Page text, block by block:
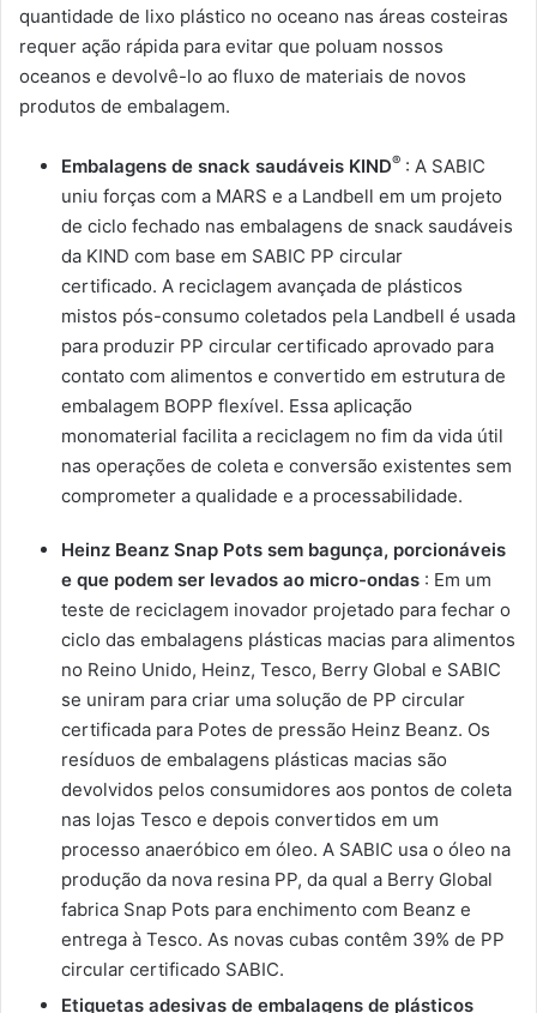
quantidade de lixo plástico no oceano nas áreas costeiras
requer ação rápida para evitar que poluam nossos
oceanos e devolvê-lo ao fluxo de materiais de novos
produtos de embalagem.
Embalagens de snack saudáveis ​​KIND® : A SABIC
uniu forças com a MARS e a Landbell em um projeto
de ciclo fechado nas embalagens de snack saudáveis ​​
da KIND com base em SABIC PP circular
certificado. A reciclagem avançada de plásticos
mistos pós-consumo coletados pela Landbell é usada
para produzir PP circular certificado aprovado para
contato com alimentos e convertido em estrutura de
embalagem BOPP flexível. Essa aplicação
monomaterial facilita a reciclagem no fim da vida útil
nas operações de coleta e conversão existentes sem
comprometer a qualidade e a processabilidade.
Heinz Beanz Snap Pots sem bagunça, porcionáveis ​​
e que podem ser levados ao micro-ondas : Em um
teste de reciclagem inovador projetado para fechar o
ciclo das embalagens plásticas macias para alimentos
no Reino Unido, Heinz, Tesco, Berry Global e SABIC
se uniram para criar uma solução de PP circular
certificada para Potes de pressão Heinz Beanz. Os
resíduos de embalagens plásticas macias são
devolvidos pelos consumidores aos pontos de coleta
nas lojas Tesco e depois convertidos em um
processo anaeróbico em óleo. A SABIC usa o óleo na
produção da nova resina PP, da qual a Berry Global
fabrica Snap Pots para enchimento com Beanz e
entrega à Tesco. As novas cubas contêm 39% de PP
circular certificado SABIC.
Etiquetas adesivas de embalagens de plásticos